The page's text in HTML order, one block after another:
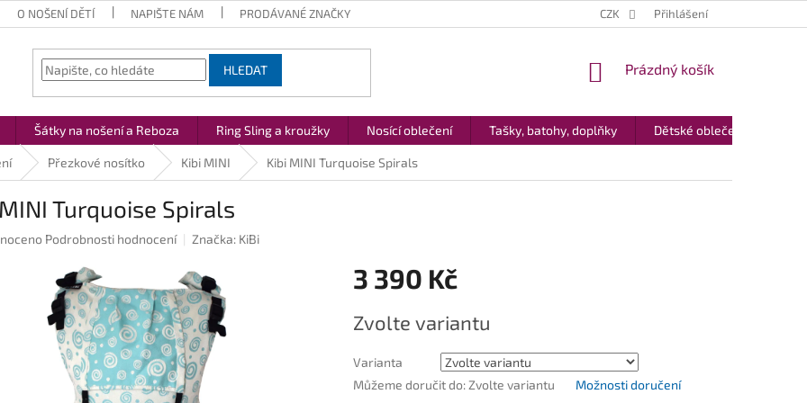
O NOŠENÍ DĚTÍ NAPIŠTE NÁM PRODÁVANÉ ZNAČKY CZK Přihlášení
HLEDAT
NÁKUPNÍ
Prázdný košík
Šátky na nošení a Reboza Ring Sling a kroužky Nosící oblečení Tašky, batohy, doplňky Dětské oblečení
Přezkové nosítko Kibi MINI Kibi MINI Turquoise Spirals
Turquoise Spirals
Podrobnosti hodnocení Značka: KiBi
3 390 Kč
cena:
Zvolte variantu
Varianta
Můžeme doručit do: Zvolte variantu Možnosti doručení